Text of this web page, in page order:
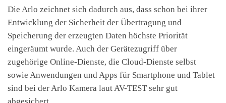
Die Arlo zeichnet sich dadurch aus, dass schon bei ihrer
Entwicklung der Sicherheit der Übertragung und
Speicherung der erzeugten Daten höchste Priorität
eingeräumt wurde. Auch der Gerätezugriff über
zugehörige Online-Dienste, die Cloud-Dienste selbst
sowie Anwendungen und Apps für Smartphone und Tablet
sind bei der Arlo Kamera laut AV-TEST sehr gut